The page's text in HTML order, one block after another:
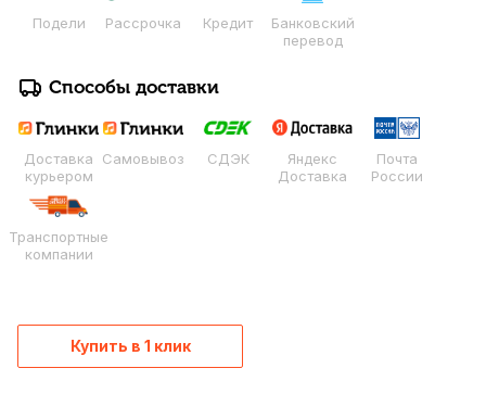
Подели Рассрочка Кредит
Банковский
перевод
Способы доставки
Доставка
курьером
Самовывоз СДЭК
Яндекс
Доставка
Почта
России
Транспортные
компании
Купить в 1 клик